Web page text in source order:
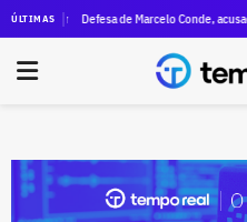
ÚLTIMAS
vídeo em que Eduardo Bolsonaro anuncia
Defesa de Marcelo Conde,